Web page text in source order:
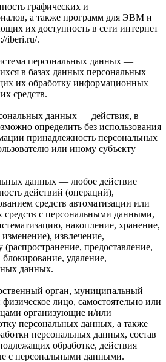
графических и
а также программ для ЭВМ и
их доступность в сети интернет
iberi.ru/.
персональных данных —
в базах данных персональных
их обработку информационных
средств.
данных — действия, в
определить без использования
принадлежность персональных
или иному субъекту
данных — любое действие
действий (операций),
средств автоматизации или
средств с персональными данными,
накопление, хранение,
извлечение,
(распространение, предоставление,
удаление,
данных.
орган, муниципальный
лицо, самостоятельно или
организующие и/или
персональных данных, а также
персональных данных, состав
обработке, действия
с персональными данными.